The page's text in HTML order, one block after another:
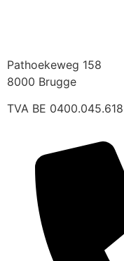
Pathoekeweg 158
8000 Brugge
TVA BE 0400.045.618